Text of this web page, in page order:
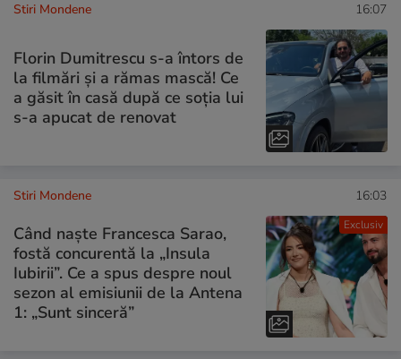
Stiri Mondene 16:07
Florin Dumitrescu s-a întors de
la filmări și a rămas mască! Ce
a găsit în casă după ce soția lui
s-a apucat de renovat
Exclusiv
Stiri Mondene 16:03
Când naște Francesca Sarao,
fostă concurentă la „Insula
Iubirii”. Ce a spus despre noul
sezon al emisiunii de la Antena
1: „Sunt sinceră”